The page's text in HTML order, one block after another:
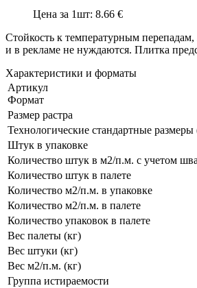
Цена за 1шт: 8.66 €
Стойкость к температурным
и в рекламе не нуждаются. Плитка
Характеристики и форматы
Артикул
Формат
Размер растра
Технологические стандартные
Штук в упаковке
Количество штук в м2/п.м. с учетом шва
Количество штук в палете
Количество м2/п.м. в упаковке
Количество м2/п.м. в палете
Количество упаковок в палете
Вес палеты (кг)
Вес штуки (кг)
Вес м2/п.м. (кг)
Группа истираемости